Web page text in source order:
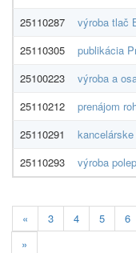
25110287
výroba tlač
25110305
publikácia
25100223
výroba a
25110212
prenájom
25110291
25110293
výroba
« 3 4 5 6
»